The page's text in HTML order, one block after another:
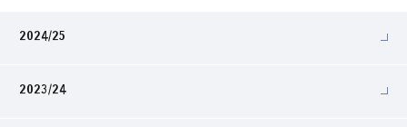
2024/25
2023/24